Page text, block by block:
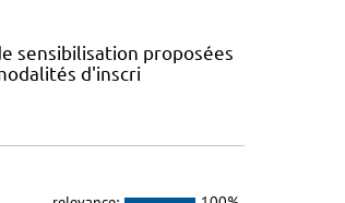
sensibilisation proposées
d'inscri